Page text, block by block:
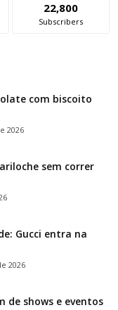
22,800
Subscribers
com biscoito
2026
sem correr
Gucci entra na
2026
de shows e eventos